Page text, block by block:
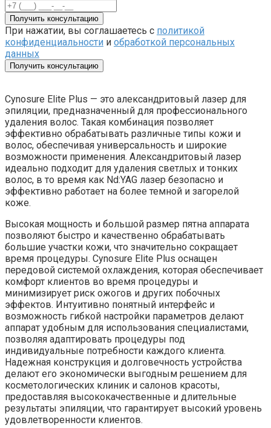
Получить консультацию
При нажатии, вы соглашаетесь с политикой
конфиденциальности и обработкой персональных
данных
Получить консультацию
Cynosure Elite Plus — это александритовый лазер для
эпиляции, предназначенный для профессионального
удаления волос. Такая комбинация позволяет
эффективно обрабатывать различные типы кожи и
волос, обеспечивая универсальность и широкие
возможности применения. Александритовый лазер
идеально подходит для удаления светлых и тонких
волос, в то время как Nd:YAG лазер безопасно и
эффективно работает на более темной и загорелой
коже.
Высокая мощность и большой размер пятна аппарата
позволяют быстро и качественно обрабатывать
большие участки кожи, что значительно сокращает
время процедуры. Cynosure Elite Plus оснащен
передовой системой охлаждения, которая обеспечивает
комфорт клиентов во время процедуры и
минимизирует риск ожогов и других побочных
эффектов. Интуитивно понятный интерфейс и
возможность гибкой настройки параметров делают
аппарат удобным для использования специалистами,
позволяя адаптировать процедуры под
индивидуальные потребности каждого клиента.
Надежная конструкция и долговечность устройства
делают его экономически выгодным решением для
косметологических клиник и салонов красоты,
предоставляя высококачественные и длительные
результаты эпиляции, что гарантирует высокий уровень
удовлетворенности клиентов.